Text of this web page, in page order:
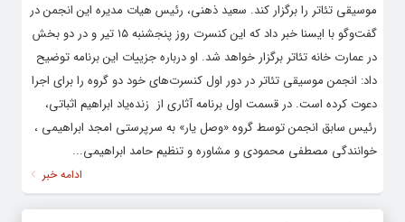
موسیقی تئاتر را برگزار ‌کند. سعید ذهنی، رئیس هیات مدیره این انجمن در
گفت‌وگو با ایسنا خبر داد که این کنسرت روز پنجشنبه ۱۵ تیر و در دو بخش
در عمارت خانه تئاتر برگزار خواهد شد. او درباره جزییات این برنامه توضیح
داد: انجمن موسیقی تئاتر در دور اول کنسرت‌های خود دو گروه را برای اجرا
دعوت کرده است. در قسمت اول برنامه آثاری از زنده‌یاد ابراهیم اثباتی،
رئیس سابق انجمن توسط گروه «وصل یار» به سرپرستی امجد ابراهیمی ،
خوانندگی مصطفی محمودی و مشاوره و تنظیم حامد ابراهیمی...
ادامه خبر